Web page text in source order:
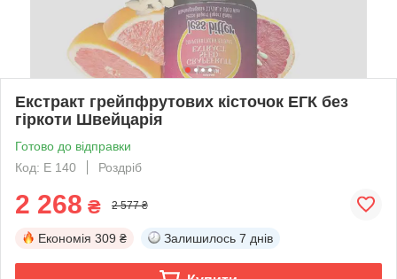
Екстракт грейпфрутових кісточок ЕГК без
гіркоти Швейцарія
Готово до відправки
Код: E 140
Роздріб
2 268 ₴ 2 577 ₴
Економія 309 ₴ Залишилось 7 днів